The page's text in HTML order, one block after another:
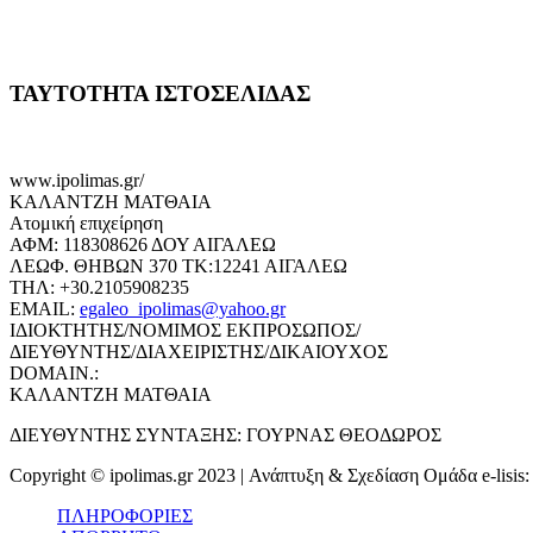
ΤΑΥΤΟΤΗΤΑ ΙΣΤΟΣΕΛΙΔΑΣ
www.ipolimas.gr/
ΚΑΛΑΝΤΖΗ ΜΑΤΘΑΙΑ
Ατομική επιχείρηση
ΑΦΜ: 118308626 ΔΟΥ ΑΙΓΑΛΕΩ
ΛΕΩΦ. ΘΗΒΩΝ 370 ΤΚ:12241 ΑΙΓΑΛΕΩ
ΤΗΛ: +30.2105908235
EMAIL: egaleo_ipolimas@yahoo.gr
ΙΔΙΟΚΤΗΤΗΣ/ΝΟΜΙΜΟΣ ΕΚΠΡΟΣΩΠΟΣ/
ΔΙΕΥΘΥΝΤΗΣ/ΔΙΑΧΕΙΡΙΣΤΗΣ/ΔΙΚΑΙΟΥΧΟΣ
DOMAIN.:
ΚΑΛΑΝΤΖΗ ΜΑΤΘΑΙΑ
ΔΙΕΥΘΥΝΤΗΣ ΣΥΝΤΑΞΗΣ: ΓΟΥΡΝΑΣ ΘΕΟΔΩΡΟΣ
Copyright © ipolimas.gr 2023 | Ανάπτυξη & Σχεδίαση Ομάδα e-lisis:
ΠΛΗΡΟΦΟΡΙΕΣ